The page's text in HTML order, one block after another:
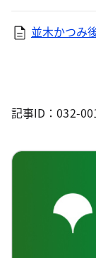
並木かつみ
記事ID：032-